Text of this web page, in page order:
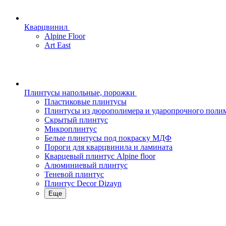
Кварцвинил
Alpine Floor
Art East
Плинтусы напольные, порожки
Пластиковые плинтусы
Плинтусы из дюрополимера и ударопрочного
Скрытый плинтус
Микроплинтус
Белые плинтусы под покраску МДФ
Пороги для кварцвинила и ламината
Кварцевый плинтус Alpine floor
Алюминиевый плинтус
Теневой плинтус
Плинтус Decor Dizayn
Еще